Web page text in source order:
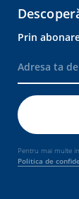
Prin
Pentru mai multe
Politica de